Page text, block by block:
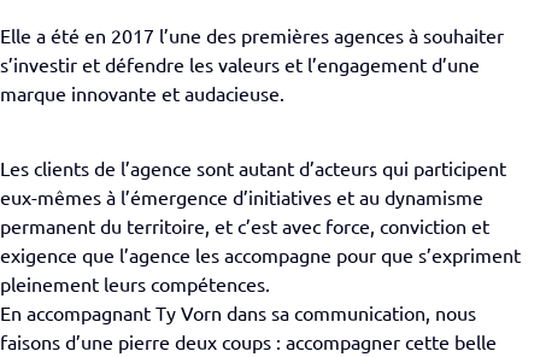
Elle a été en 2017 l’une des premières agences à souhaiter
s’investir et défendre les valeurs et l’engagement d’une
marque innovante et audacieuse.
Les clients de l’agence sont autant d’acteurs qui participent
eux-mêmes à l’émergence d’initiatives et au dynamisme
permanent du territoire, et c’est avec force, conviction et
exigence que l’agence les accompagne pour que s’expriment
pleinement leurs compétences.
En accompagnant Ty Vorn dans sa communication, nous
faisons d’une pierre deux coups : accompagner cette belle